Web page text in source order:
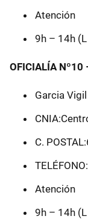
Atención
9h – 14h (L
OFICIALÍA Nº10
Garcia
C.
Atención
9h – 14h (L